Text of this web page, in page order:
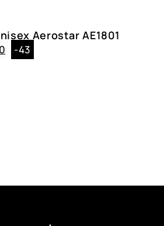
Aerostar AE1801
-43